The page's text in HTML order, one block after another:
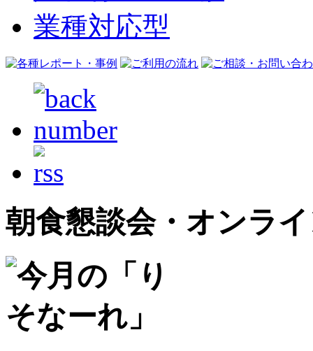
業種対応型
朝食懇談会・オンラ